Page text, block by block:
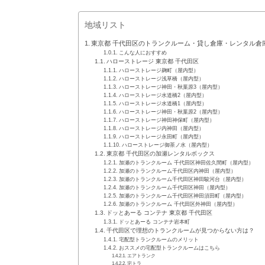
地域リスト
東京都 千代田区のトランクルーム・貸し倉庫・レンタル倉
こんな人におすすめ
ハローストレージ 東京都 千代田区
ハローストレージ麹町（屋内型）
ハローストレージ浅草橋（屋内型）
ハローストレージ神田・秋葉原3（屋内型）
ハローストレージ水道橋2（屋内型）
ハローストレージ水道橋1（屋内型）
ハローストレージ神田・秋葉原2（屋内型）
ハローストレージ神田神保町（屋内型）
ハローストレージ内神田（屋内型）
ハローストレージ永田町（屋内型）
ハローストレージ御茶ノ水（屋内型）
東京都 千代田区の加瀬レンタルボックス
加瀬のトランクルーム 千代田区神田佐久間町（屋内型）
加瀬のトランクルーム千代田区内神田（屋内型）
加瀬のトランクルーム千代田区神田駿河台（屋内型）
加瀬のトランクルーム千代田区神田（屋内型）
加瀬のトランクルーム千代田区神田須田町（屋内型）
加瀬のトランクルーム 千代田区外神田（屋内型）
ドッとあーる コンテナ 東京都 千代田区
ドッとあーる コンテナ岩本町
千代田区で理想のトランクルームが見つからない方は？
宅配型トランクルームのメリット
おススメの宅配型トランクルームはこちら
エアトランク
宅トラ